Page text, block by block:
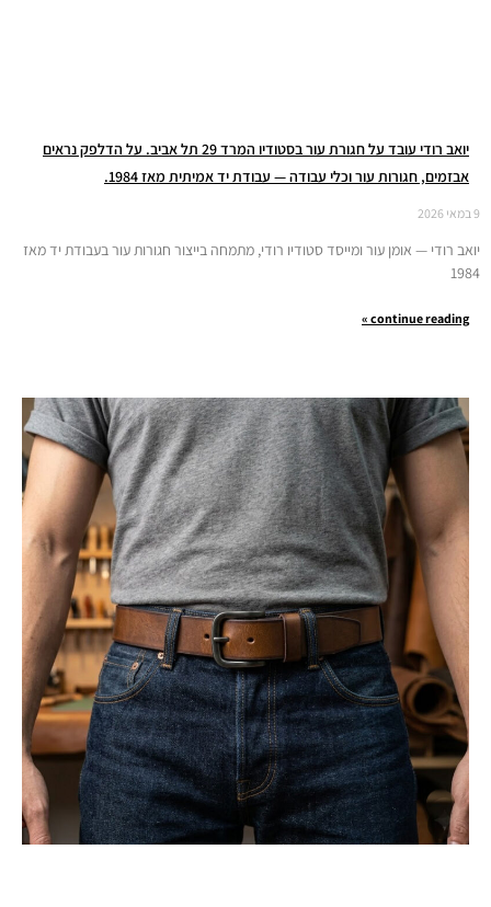
יואב רודי עובד על חגורת עור בסטודיו המרד 29 תל אביב. על הדלפק נראים
אבזמים, חגורות עור וכלי עבודה — עבודת יד אמיתית מאז 1984.
9 במאי 2026
יואב רודי — אומן עור ומייסד סטודיו רודי, מתמחה בייצור חגורות עור בעבודת יד מאז
1984
continue reading »